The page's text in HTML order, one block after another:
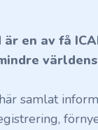
är en av få
samlat